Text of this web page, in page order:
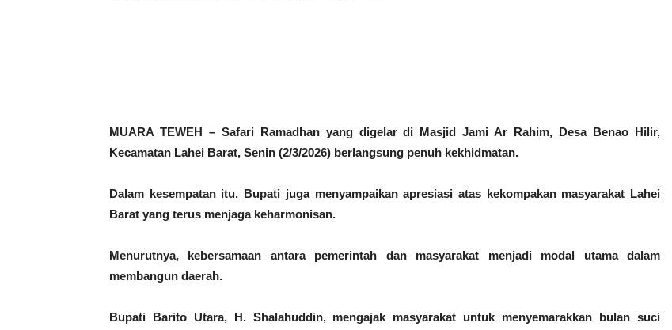
MUARA TEWEH – Safari Ramadhan yang digelar di Masjid Jami Ar Rahim, Desa Benao Hilir,
Kecamatan Lahei Barat, Senin (2/3/2026) berlangsung penuh kekhidmatan.
Dalam kesempatan itu, Bupati juga menyampaikan apresiasi atas kekompakan masyarakat Lahei
Barat yang terus menjaga keharmonisan.
Menurutnya, kebersamaan antara pemerintah dan masyarakat menjadi modal utama dalam
membangun daerah.
Bupati Barito Utara, H. Shalahuddin, mengajak masyarakat untuk menyemarakkan bulan suci